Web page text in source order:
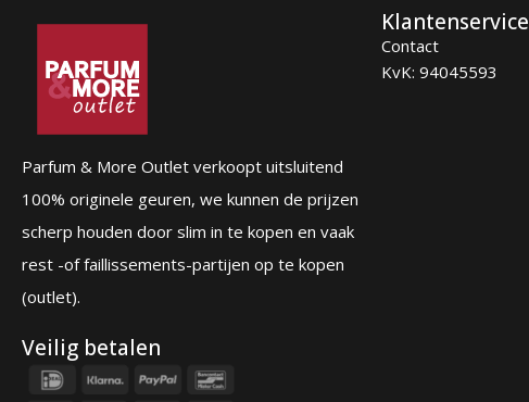
Parfum & More Outlet verkoopt uitsluitend
100% originele geuren, we kunnen de prijzen
scherp houden door slim in te kopen en vaak
rest -of faillissements-partijen op te kopen
(outlet).
Klantenservice
Contact
KvK: 94045593
Veilig betalen